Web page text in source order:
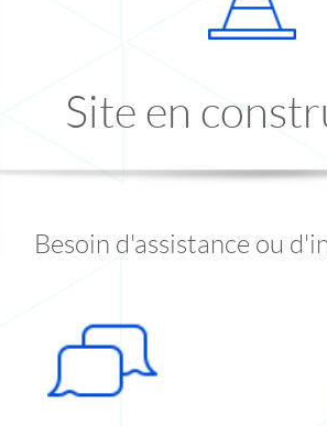
Site en
Besoin d'assistance ou